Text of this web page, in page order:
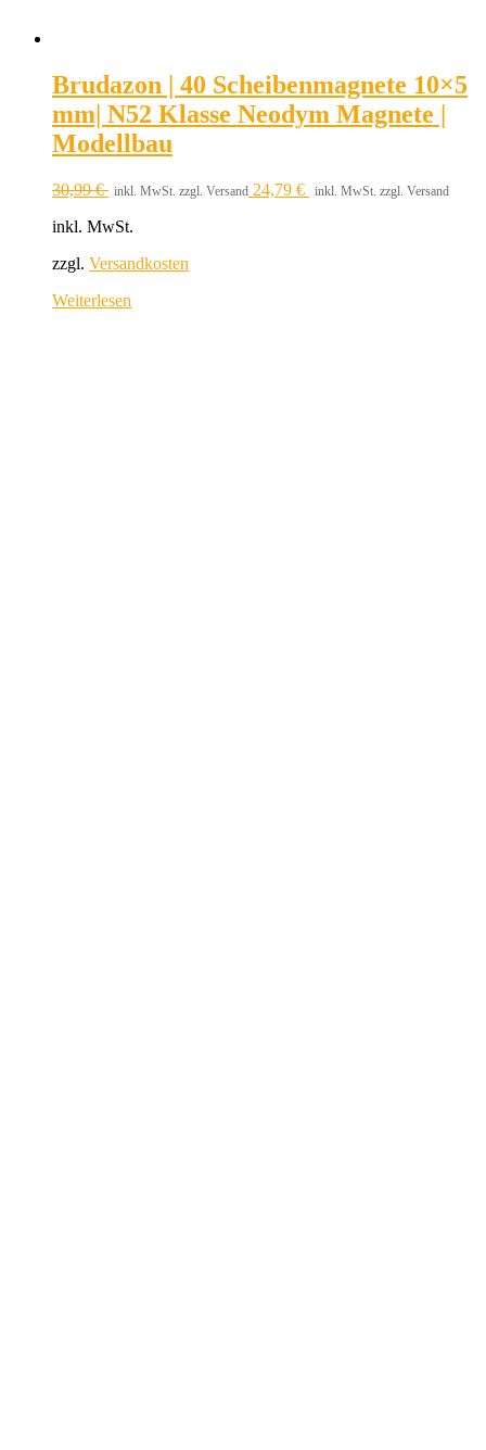
Brudazon | 40 Scheibenmagnete 10×5
mm| N52 Klasse Neodym Magnete |
Modellbau
30,99€ inkl. MwSt. zzgl. Versand 24,79 € inkl. MwSt. zzgl. Versand
inkl. MwSt.
zzgl. Versandkosten
Weiterlesen